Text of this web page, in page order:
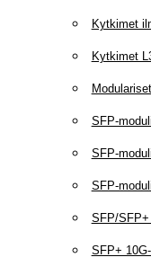
Kytkimet
Kytkimet
SFP-
SFP-
SFP-
SFP/
SFP+